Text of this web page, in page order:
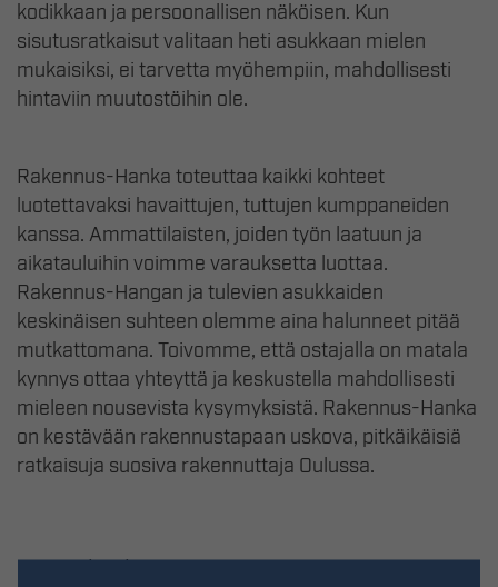
kodikkaan ja persoonallisen näköisen. Kun
sisutusratkaisut valitaan heti asukkaan mielen
mukaisiksi, ei tarvetta myöhempiin, mahdollisesti
hintaviin muutostöihin ole.
Rakennus-Hanka toteuttaa kaikki kohteet
luotettavaksi havaittujen, tuttujen kumppaneiden
kanssa. Ammattilaisten, joiden työn laatuun ja
aikatauluihin voimme varauksetta luottaa.
Rakennus-Hangan ja tulevien asukkaiden
keskinäisen suhteen olemme aina halunneet pitää
mutkattomana. Toivomme, että ostajalla on matala
kynnys ottaa yhteyttä ja keskustella mahdollisesti
mieleen nousevista kysymyksistä. Rakennus-Hanka
on kestävään rakennustapaan uskova, pitkäikäisiä
ratkaisuja suosiva rakennuttaja Oulussa.